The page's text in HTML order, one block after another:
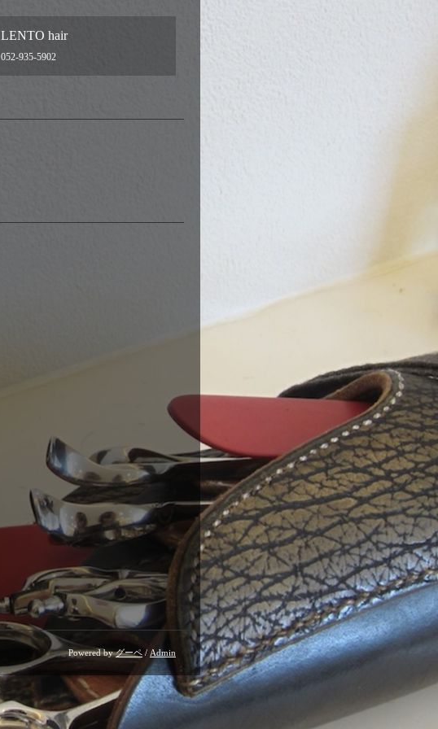
LENTO hair
052-935-5902
Powered byグーペ / Admin